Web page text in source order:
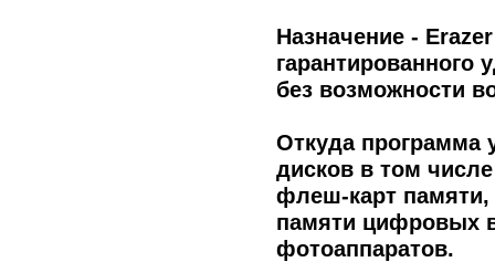
Назначение -
гарантированного
без возможности
Откуда программа
дисков в том
флеш-карт памяти,
памяти цифровых
фотоаппаратов.